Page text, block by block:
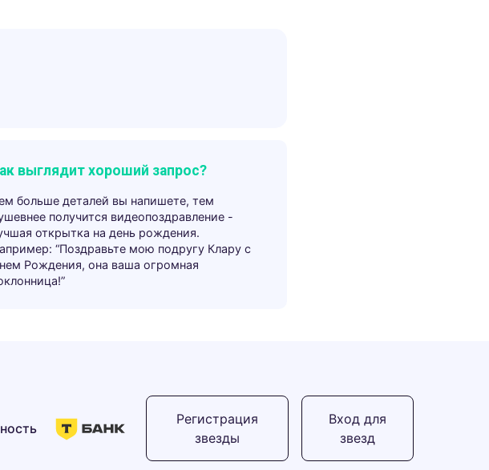
выглядит хороший запрос?
больше деталей вы напишете, тем
получится видеопоздравление -
открытка на день рождения.
“Поздравьте мою подругу Клару с
Рождения, она ваша огромная
Регистрация
звезды
Вход для
звезд